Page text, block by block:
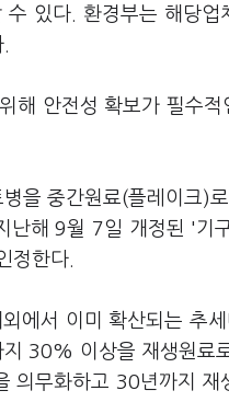
있다. 환경부는 해당업
해 안전성 확보가 필수적
을 중간원료(플레이크)
해 9월 7일 개정된 '기
정한다.
에서 이미 확산되는 추세
30% 이상을 재생원료
의무화하고 30년까지